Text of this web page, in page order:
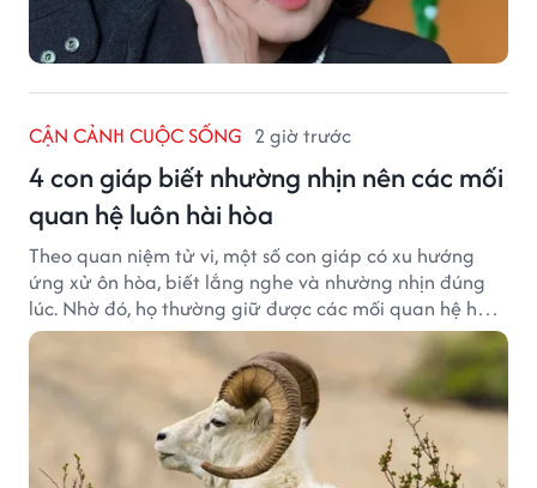
CẬN CẢNH CUỘC SỐNG 2 giờ trước
4 con giáp biết nhường nhịn nên các mối
quan hệ luôn hài hòa
Theo quan niệm tử vi, một số con giáp có xu hướng
ứng xử ôn hòa, biết lắng nghe và nhường nhịn đúng
lúc. Nhờ đó, họ thường giữ được các mối quan hệ hài
hòa và nhận được sự yêu mến từ những người xung